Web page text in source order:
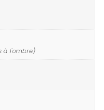
à l'ombre)